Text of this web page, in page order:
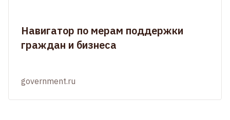
Навигатор по мерам поддержки
граждан и бизнеса
government.ru